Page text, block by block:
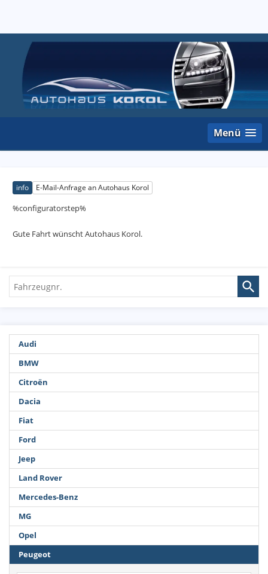
Menü
info E-Mail-Anfrage an Autohaus Korol
%configuratorstep%
Gute Fahrt wünscht Autohaus Korol.
Fahrzeugnr.
Audi
BMW
Citroën
Dacia
Fiat
Ford
Jeep
Land Rover
Mercedes-Benz
MG
Opel
Peugeot